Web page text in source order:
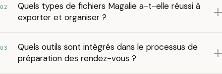
02
Quels types de fichiers Magalie a-t-elle réussi à
exporter et organiser ?
03
Quels outils sont intégrés dans le processus de
préparation des rendez-vous ?